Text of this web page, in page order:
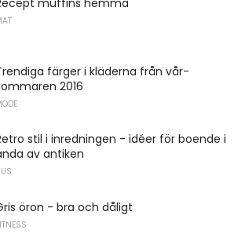
färger i kläderna från vår-
2016
stil i inredningen - idéer för boende i
av antiken
öron - bra och dåligt